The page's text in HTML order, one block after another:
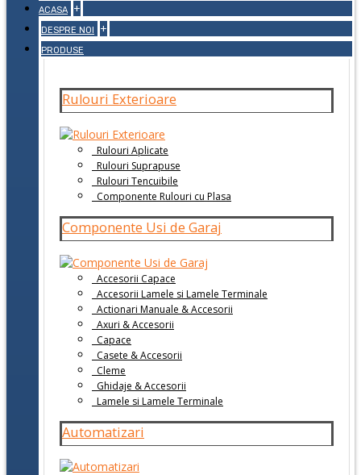
ACASA +
DESPRE NOI +
PRODUSE
Rulouri Exterioare
Rulouri Aplicate
Rulouri Suprapuse
Rulouri Tencuibile
Componente Rulouri cu Plasa
Componente Usi de Garaj
Accesorii Capace
Accesorii Lamele si Lamele Terminale
Actionari Manuale & Accesorii
Axuri & Accesorii
Capace
Casete & Accesorii
Cleme
Ghidaje & Accesorii
Lamele si Lamele Terminale
Automatizari